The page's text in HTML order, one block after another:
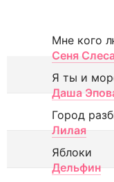
Мне кого
Сеня
Я ты и
Даша
Город
Лилая
Яблоки
Дельфин